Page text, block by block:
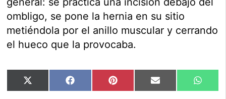
ombligo, se pone la hernia en su sitio
metiéndola por el anillo muscular y cerrando
el hueco que la provocaba.
Compartir
en
X
(Twitter)
Compartir
en
Facebook Compartir
en
Pinterest Compartir
en
Email
en